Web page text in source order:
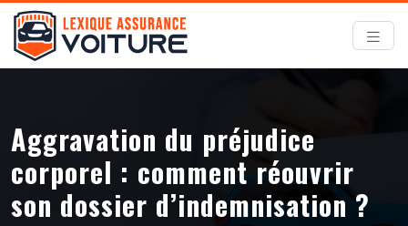
Aggravation du préjudice
corporel : comment réouvrir
son dossier d’indemnisation ?